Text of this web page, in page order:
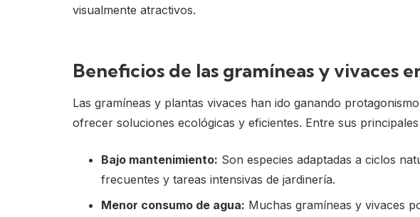
visualmente atractivos.
Beneficios de las gramíneas y vivaces
Las gramíneas y plantas vivaces han ido ganando
ofrecer soluciones ecológicas y eficientes. Entre sus
Bajo mantenimiento: Son especies adaptadas a ciclos
frecuentes y tareas intensivas de jardinería.
Menor consumo de agua: Muchas gramíneas y vivaces